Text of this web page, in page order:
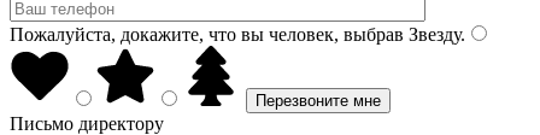
Пожалуйста, докажите, что вы человек, выбрав Звезду.
Письмо директору